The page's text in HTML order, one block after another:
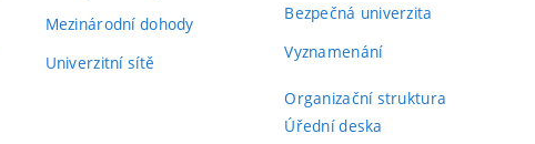
Mezinárodní dohody
Univerzitní sítě
Bezpečná univerzita
Vyznamenání
Organizační struktura
Úřední deska